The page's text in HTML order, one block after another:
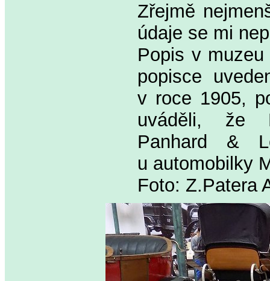
Zřejmě
údaje se mi
Popis v
popisce
v roce 1905,
uváděli, že
Panhard &
u automobilky
Foto: Z.Patera